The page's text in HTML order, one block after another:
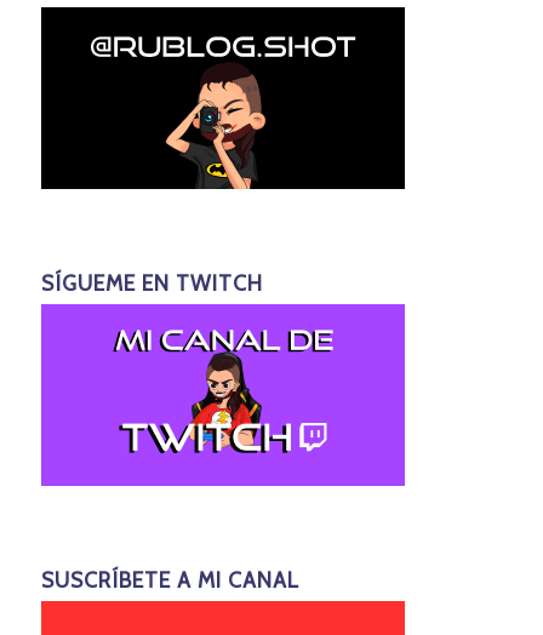
SÍGUEME EN TWITCH
SUSCRÍBETE A MI CANAL